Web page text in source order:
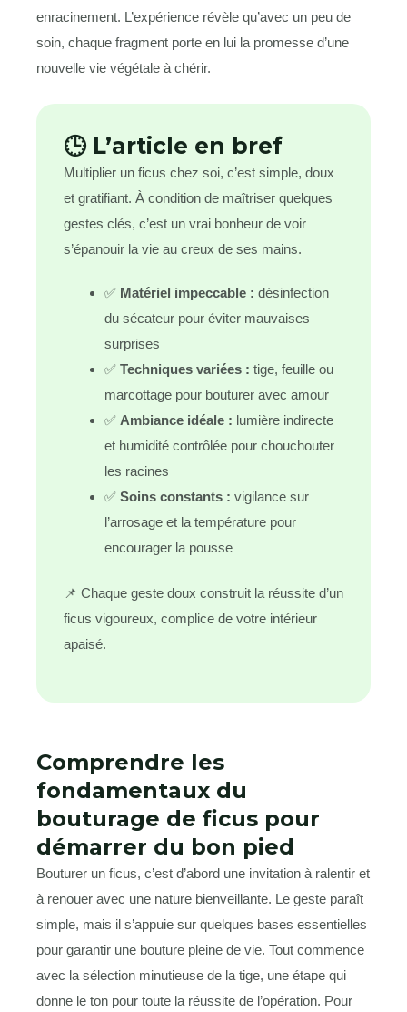
enracinement. L’expérience révèle qu’avec un peu de
soin, chaque fragment porte en lui la promesse d’une
nouvelle vie végétale à chérir.
🕒 L’article en bref
Multiplier un ficus chez soi, c’est simple, doux
et gratifiant. À condition de maîtriser quelques
gestes clés, c’est un vrai bonheur de voir
s’épanouir la vie au creux de ses mains.
✅ Matériel impeccable : désinfection
du sécateur pour éviter mauvaises
surprises
✅ Techniques variées : tige, feuille ou
marcottage pour bouturer avec amour
✅ Ambiance idéale : lumière indirecte
et humidité contrôlée pour chouchouter
les racines
✅ Soins constants : vigilance sur
l’arrosage et la température pour
encourager la pousse
📌 Chaque geste doux construit la réussite d’un
ficus vigoureux, complice de votre intérieur
apaisé.
Comprendre les
fondamentaux du
bouturage de ficus pour
démarrer du bon pied
Bouturer un ficus, c’est d’abord une invitation à ralentir et
à renouer avec une nature bienveillante. Le geste paraît
simple, mais il s’appuie sur quelques bases essentielles
pour garantir une bouture pleine de vie. Tout commence
avec la sélection minutieuse de la tige, une étape qui
donne le ton pour toute la réussite de l’opération. Pour